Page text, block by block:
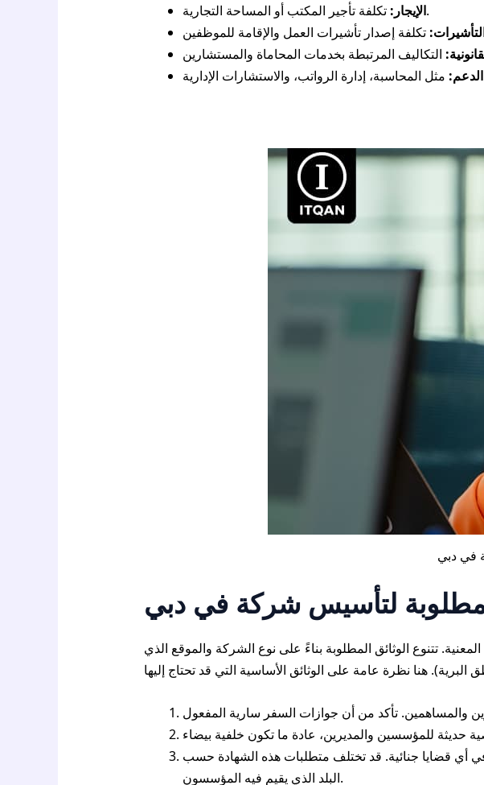
الإيجار:تكلفة تأجير المكتب أو المساحة التجارية.
في دبي
لتأسيس شركة في دبي
تتنوع الوثائق المطلوبة بناءً على نوع الشركة والموقع الذي
أي قضايا جنائية. قد تختلف متطلبات هذه الشهادة حسب
البلد الذي يقيم فيه المؤسسون.